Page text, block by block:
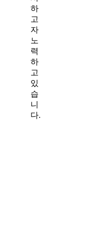
하
고
자
노
력
하
고
있
습
니
다.